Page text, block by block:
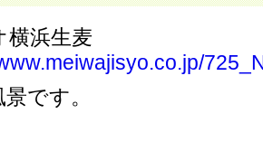
横浜生麦
です。